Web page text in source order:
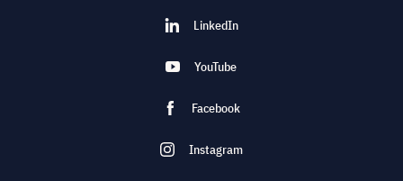
LinkedIn
YouTube
Facebook
Instagram